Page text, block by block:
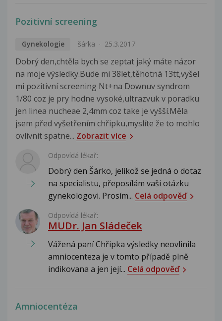
Pozitivní screening
Gynekologie šárka 25.3.2017
Dobrý den,chtěla bych se zeptat jaký máte názor
na moje výsledky.Bude mi 38let,těhotná 13tt,vyšel
mi pozitivní screening Nt+na Downuv syndrom
1/80 coz je pry hodne vysoké,ultrazvuk v poradku
jen linea nucheae 2,4mm coz take je vyšší.Měla
jsem před vyšetřením chřipku,myslíte že to mohlo
ovlivnit spatne... Zobrazit více
Odpovídá lékař:
Dobrý den Šárko, jelikož se jedná o dotaz
na specialistu, přeposílám vaši otázku
gynekologovi. Prosím... Celá odpověď
Odpovídá lékař:
MUDr. Jan Sládeček
Vážená paní Chřipka výsledky neovlinila
amniocenteza je v tomto případě plně
indikovana a jen její... Celá odpověď
Amniocentéza